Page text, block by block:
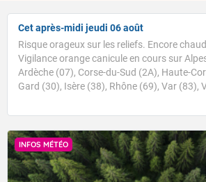
Cet après-midi jeudi 06 août
Risque orageux sur les reliefs. Encore
Vigilance orange canicule en cours sur
Ardèche (07), Corse-du-Sud (2A), Haute-
Gard (30), Isère (38), Rhône (69), Var (83),
INFOS MÉTÉO